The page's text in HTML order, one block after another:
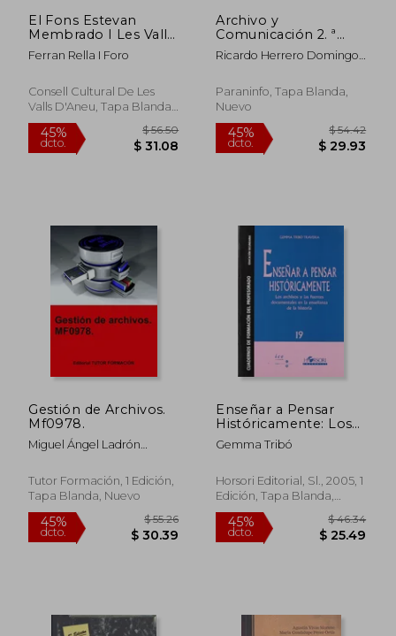
El Fons Estevan
Membrado I Les Valls
D'aneu
Ferran Rella I Foro
Consell Cultural De Les
Valls D'Aneu, Tapa Blanda,
Nuevo
45%
dcto.
Archivo y
Comunicación 2. ª
Edición 2021
Ricardo Herrero Domingo;
S&Aacute;Nchez Estella
Paraninfo, Tapa Blanda,
Nuevo
45%
dcto.
Gestión de Archivos.
Mf0978.
Miguel Ángel Ladrón
Tutor Formación, 1 Edición,
Tapa Blanda, Nuevo
Enseñar a Pensar
Históricamente: Los
Archivos y las Fuentes
Documentales en la
Historia
Gemma Tribó
Horsori Editorial, Sl., 2005, 1
Edición, Tapa Blanda,
Nuevo